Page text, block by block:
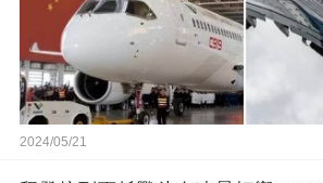
2024/05/21